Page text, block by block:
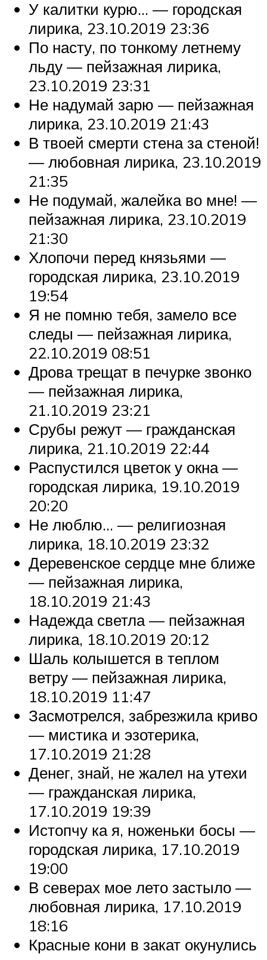
У калитки курю… — городская
лирика, 23.10.2019 23:36
По насту, по тонкому летнему
льду — пейзажная лирика,
23.10.2019 23:31
Не надумай зарю — пейзажная
лирика, 23.10.2019 21:43
В твоей смерти стена за стеной!
— любовная лирика, 23.10.2019
21:35
Не подумай, жалейка во мне! —
пейзажная лирика, 23.10.2019
21:30
Хлопочи перед князьями —
городская лирика, 23.10.2019
19:54
Я не помню тебя, замело все
следы — пейзажная лирика,
22.10.2019 08:51
Дрова трещат в печурке звонко
— пейзажная лирика,
21.10.2019 23:21
Срубы режут — гражданская
лирика, 21.10.2019 22:44
Распустился цветок у окна —
городская лирика, 19.10.2019
20:20
Не люблю… — религиозная
лирика, 18.10.2019 23:32
Деревенское сердце мне ближе
— пейзажная лирика,
18.10.2019 21:43
Надежда светла — пейзажная
лирика, 18.10.2019 20:12
Шаль колышется в теплом
ветру — пейзажная лирика,
18.10.2019 11:47
Засмотрелся, забрезжила криво
— мистика и эзотерика,
17.10.2019 21:28
Денег, знай, не жалел на утехи
— гражданская лирика,
17.10.2019 19:39
Истопчу ка я, ноженьки босы —
городская лирика, 17.10.2019
19:00
В северах мое лето застыло —
любовная лирика, 17.10.2019
18:16
Красные кони в закат окунулись